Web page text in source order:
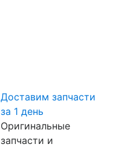
Доставим запчасти
за 1 день
Оригинальные
запчасти и